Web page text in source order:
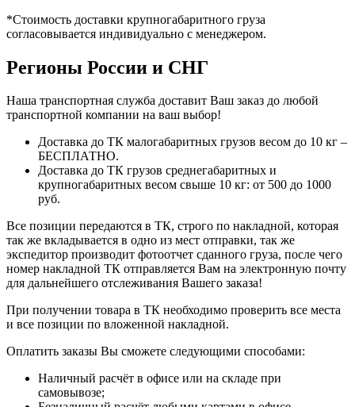
*Стоимость доставки крупногабаритного груза
согласовывается индивидуально с менеджером.
Регионы России и СНГ
Наша транспортная служба доставит Ваш заказ до любой
транспортной компании на ваш выбор!
Доставка до ТК малогабаритных грузов весом до 10 кг –
БЕСПЛАТНО.
Доставка до ТК грузов среднегабаритных и
крупногабаритных весом свыше 10 кг: от 500 до 1000
руб.
Все позиции передаются в ТК, строго по накладной, которая
так же вкладывается в одно из мест отправки, так же
экспедитор производит фотоотчет сданного груза, после чего
номер накладной ТК отправляется Вам на электронную почту
для дальнейшего отслеживания Вашего заказа!
При получении товара в ТК необходимо проверить все места
и все позиции по вложенной накладной.
Оплатить заказы Вы сможете следующими способами:
Наличный расчёт в офисе или на складе при
самовывозе;